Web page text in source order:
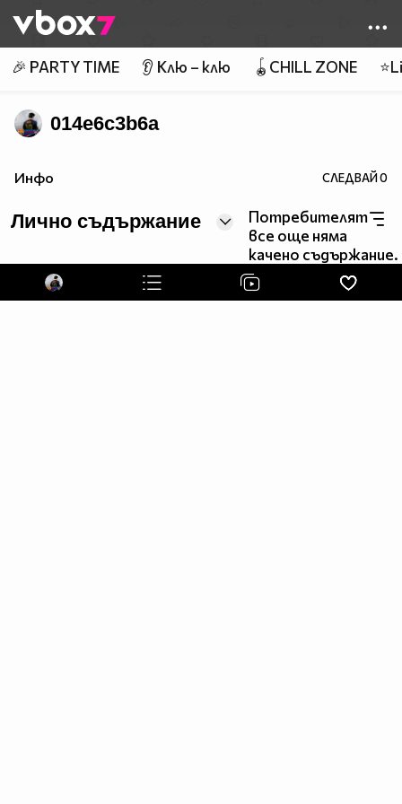
👾
🎉 PARTY TIME 👂 Клю – клю 🪀CHILL ZONE
014e6c3b6a
Инфо СЛЕДВАЙ0
Лично съдържание
Потребителят
все още няма
качено съдържание.